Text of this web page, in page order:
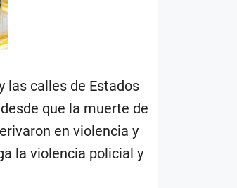
las calles de Estados
que la muerte de
en violencia y
la violencia policial y